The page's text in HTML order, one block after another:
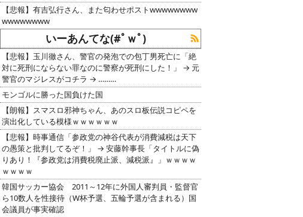
【悲報】有吉弘行さん、また匂わせポストwwwwwwww
wwwwwwww
いーあんてな(#ﾟｗﾟ)
【悲報】玉川徹さん、警官の発泡での包丁男死亡に「絶
対に死刑にならない罪なのに警察が死刑にした！」 → 元
警官のマジレスがコチラ → ………
モンゴルに勝った国負けた国
【朗報】スマスロ邪神ちゃん、あのスロ板伝説コピペを
演出化している模様ｗｗｗｗｗｗ
【悲報】時事通信「参政党の神谷代表が消費減税は天下
の愚策と批判してるぞ！」 → 安藤幹事長「タイトルに偽
りあり！『参政党は消費税廃止派、減税派』」ｗｗｗｗ
ｗｗｗｗ
韓国サッカー協会 2011～12年に外国人審判員・監督官
ら10数人を性接待（W杯予選、五輪予選が含まれる）国
会議員が事実確認